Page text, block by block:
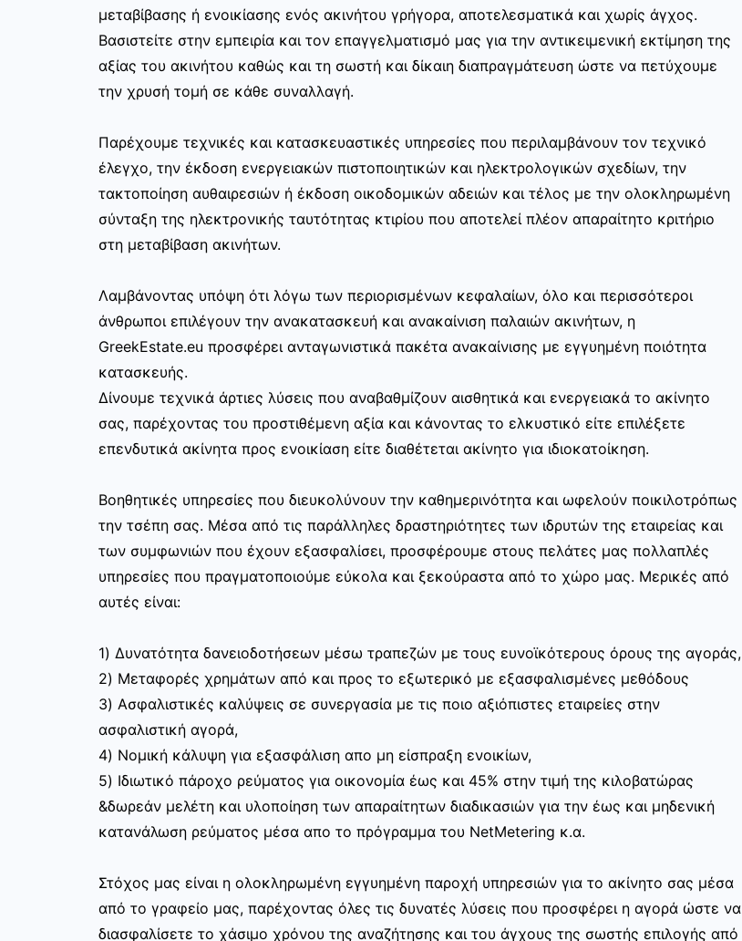
μεταβίβασης ή ενοικίασης ενός ακινήτου γρήγορα, αποτελεσματικά και χωρίς άγχος.
Βασιστείτε στην εμπειρία και τον επαγγελματισμό μας για την αντικειμενική εκτίμηση της
αξίας του ακινήτου καθώς και τη σωστή και δίκαιη διαπραγμάτευση ώστε να πετύχουμε
την χρυσή τομή σε κάθε συναλλαγή.
Παρέχουμε τεχνικές και κατασκευαστικές υπηρεσίες που περιλαμβάνουν τον τεχνικό
έλεγχο, την έκδοση ενεργειακών πιστοποιητικών και ηλεκτρολογικών σχεδίων, την
τακτοποίηση αυθαιρεσιών ή έκδοση οικοδομικών αδειών και τέλος με την ολοκληρωμένη
σύνταξη της ηλεκτρονικής ταυτότητας κτιρίου που αποτελεί πλέον απαραίτητο κριτήριο
στη μεταβίβαση ακινήτων.
Λαμβάνοντας υπόψη ότι λόγω των περιορισμένων κεφαλαίων, όλο και περισσότεροι
άνθρωποι επιλέγουν την ανακατασκευή και ανακαίνιση παλαιών ακινήτων, η
GreekEstate.eu προσφέρει ανταγωνιστικά πακέτα ανακαίνισης με εγγυημένη ποιότητα
κατασκευής.
Δίνουμε τεχνικά άρτιες λύσεις που αναβαθμίζουν αισθητικά και ενεργειακά το ακίνητο
σας, παρέχοντας του προστιθέμενη αξία και κάνοντας το ελκυστικό είτε επιλέξετε
επενδυτικά ακίνητα προς ενοικίαση είτε διαθέτεται ακίνητο για ιδιοκατοίκηση.
Βοηθητικές υπηρεσίες που διευκολύνουν την καθημερινότητα και ωφελούν ποικιλοτρόπως
την τσέπη σας. Μέσα από τις παράλληλες δραστηριότητες των ιδρυτών της εταιρείας και
των συμφωνιών που έχουν εξασφαλίσει, προσφέρουμε στους πελάτες μας πολλαπλές
υπηρεσίες που πραγματοποιούμε εύκολα και ξεκούραστα από το χώρο μας. Μερικές από
αυτές είναι:
1) Δυνατότητα δανειοδοτήσεων μέσω τραπεζών με τους ευνοϊκότερους όρους της αγοράς,
2) Μεταφορές χρημάτων από και προς το εξωτερικό με εξασφαλισμένες μεθόδους
3) Ασφαλιστικές καλύψεις σε συνεργασία με τις ποιο αξιόπιστες εταιρείες στην
ασφαλιστική αγορά,
4) Νομική κάλυψη για εξασφάλιση απο μη είσπραξη ενοικίων,
5) Ιδιωτικό πάροχο ρεύματος για οικονομία έως και 45% στην τιμή της κιλοβατώρας
&δωρεάν μελέτη και υλοποίηση των απαραίτητων διαδικασιών για την έως και μηδενική
κατανάλωση ρεύματος μέσα απο το πρόγραμμα του NetMetering κ.α.
Στόχος μας είναι η ολοκληρωμένη εγγυημένη παροχή υπηρεσιών για το ακίνητο σας μέσα
από το γραφείο μας, παρέχοντας όλες τις δυνατές λύσεις που προσφέρει η αγορά ώστε να
διασφαλίσετε το χάσιμο χρόνου της αναζήτησης και του άγχους της σωστής επιλογής από